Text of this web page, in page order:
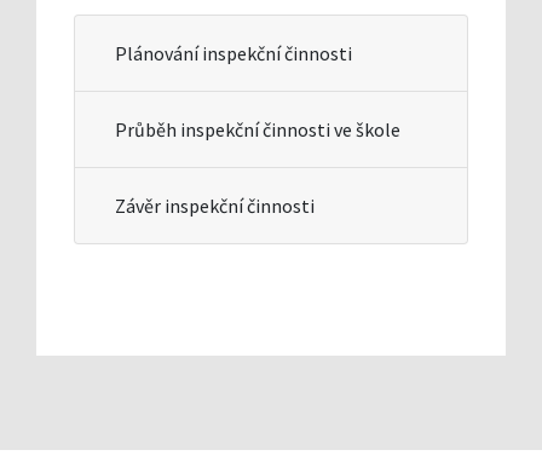
Plánování inspekční činnosti
Průběh inspekční činnosti ve škole
Závěr inspekční činnosti